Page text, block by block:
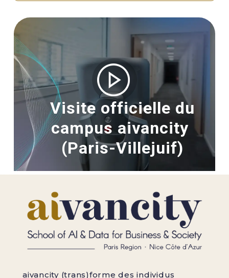
Image
Visite officielle du
campus aivancity
(Paris-Villejuif)
aivancity (trans)forme des individus